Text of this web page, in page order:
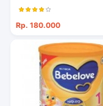
Rp. 180.000